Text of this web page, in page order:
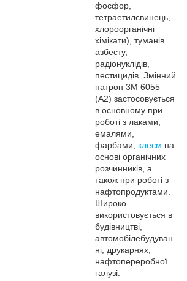
фосфор,
тетраетилсвинець,
хлороорганічні
хімікати), туманів
азбесту,
радіонуклідів,
пестицидів. Змінний
патрон 3М 6055
(А2) застосовується
в основному при
роботі з лаками,
емалями,
фарбами, клеєм на
основі органічних
розчинників, а
також при роботі з
нафтопродуктами.
Широко
використовується в
будівництві,
автомобілебудуван
ні, друкарнях,
нафтопереробної
галузі.